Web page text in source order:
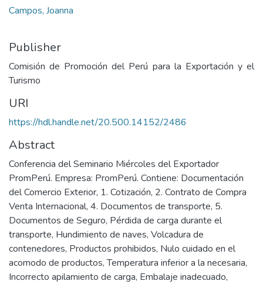
Campos, Joanna
Publisher
Comisión de Promoción del Perú para la Exportación y el
Turismo
URI
https://hdl.handle.net/20.500.14152/2486
Abstract
Conferencia del Seminario Miércoles del Exportador
PromPerú. Empresa: PromPerú. Contiene: Documentación
del Comercio Exterior, 1. Cotización, 2. Contrato de Compra
Venta Internacional, 4. Documentos de transporte, 5.
Documentos de Seguro, Pérdida de carga durante el
transporte, Hundimiento de naves, Volcadura de
contenedores, Productos prohibidos, Nulo cuidado en el
acomodo de productos, Temperatura inferior a la necesaria,
Incorrecto apilamiento de carga, Embalaje inadecuado,